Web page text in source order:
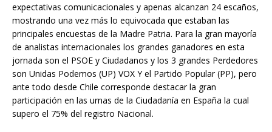
expectativas comunicacionales y apenas alcanzan 24 escaños,
mostrando una vez más lo equivocada que estaban las
principales encuestas de la Madre Patria. Para la gran mayoría
de analistas internacionales los grandes ganadores en esta
jornada son el PSOE y Ciudadanos y los 3 grandes Perdedores
son Unidas Podemos (UP) VOX Y el Partido Popular (PP), pero
ante todo desde Chile corresponde destacar la gran
participación en las urnas de la Ciudadanía en España la cual
supero el 75% del registro Nacional.